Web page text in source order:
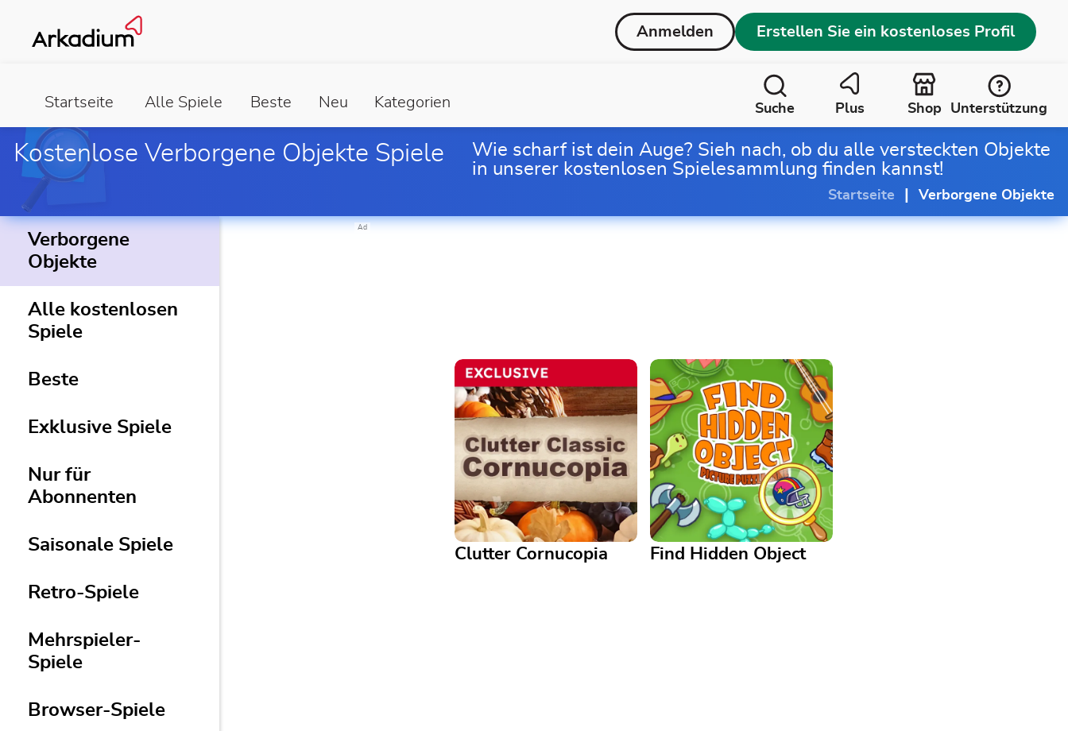
Anmelden Erstellen Sie ein kostenloses Profil
Startseite Alle Spiele Beste Neu Kategorien Suche Plus Shop Unterstützung
Kostenlose Verborgene Objekte Spiele
Wie scharf ist dein Auge? Sieh nach, ob du alle versteckten Objekte
in unserer kostenlosen Spielesammlung finden kannst!
Startseite Verborgene Objekte
Verborgene
Objekte
Alle kostenlosen
Spiele
Beste
Exklusive Spiele
Nur für
Abonnenten
Saisonale Spiele
Retro-Spiele
Mehrspieler-
Spiele
Browser-Spiele
Ad
Clutter Cornucopia Find Hidden Object